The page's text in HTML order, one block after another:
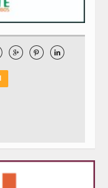
  